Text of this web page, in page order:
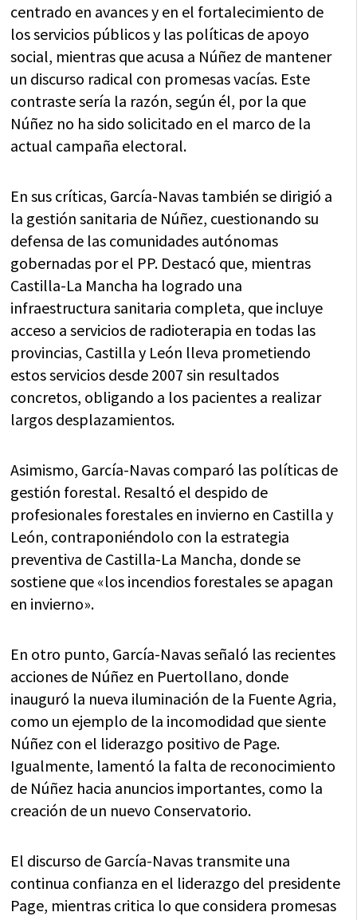
centrado en avances y en el fortalecimiento de
los servicios públicos y las políticas de apoyo
social, mientras que acusa a Núñez de mantener
un discurso radical con promesas vacías. Este
contraste sería la razón, según él, por la que
Núñez no ha sido solicitado en el marco de la
actual campaña electoral.
En sus críticas, García-Navas también se dirigió a
la gestión sanitaria de Núñez, cuestionando su
defensa de las comunidades autónomas
gobernadas por el PP. Destacó que, mientras
Castilla-La Mancha ha logrado una
infraestructura sanitaria completa, que incluye
acceso a servicios de radioterapia en todas las
provincias, Castilla y León lleva prometiendo
estos servicios desde 2007 sin resultados
concretos, obligando a los pacientes a realizar
largos desplazamientos.
Asimismo, García-Navas comparó las políticas de
gestión forestal. Resaltó el despido de
profesionales forestales en invierno en Castilla y
León, contraponiéndolo con la estrategia
preventiva de Castilla-La Mancha, donde se
sostiene que «los incendios forestales se apagan
en invierno».
En otro punto, García-Navas señaló las recientes
acciones de Núñez en Puertollano, donde
inauguró la nueva iluminación de la Fuente Agria,
como un ejemplo de la incomodidad que siente
Núñez con el liderazgo positivo de Page.
Igualmente, lamentó la falta de reconocimiento
de Núñez hacia anuncios importantes, como la
creación de un nuevo Conservatorio.
El discurso de García-Navas transmite una
continua confianza en el liderazgo del presidente
Page, mientras critica lo que considera promesas